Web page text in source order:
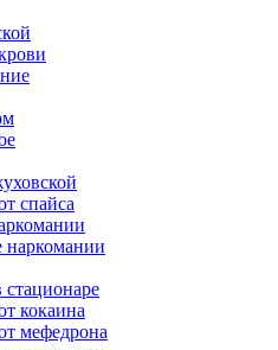
спайса
наркомании
кокаина
мефедрона